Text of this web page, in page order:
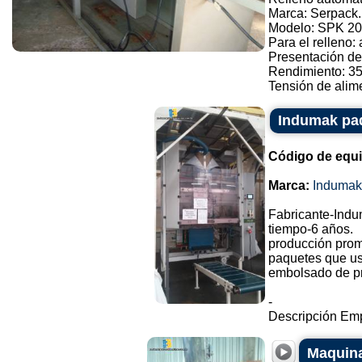
Marca: Serpack.
Modelo: SPK
Para el relleno:
Presentación
Rendimiento:
Tensión de
Indumak
Código de
Marca: Indumak
Fabricante-
tiempo-6 años.
producción
paquetes que
embolsado de
-
Descripción